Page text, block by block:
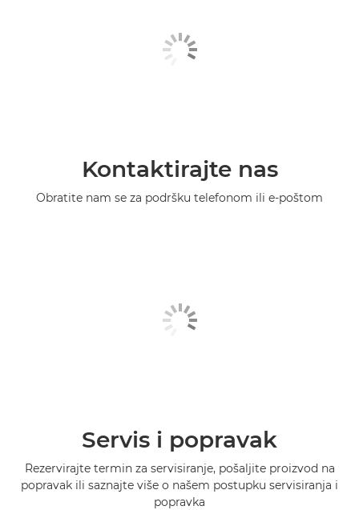
Kontaktirajte nas
Obratite nam se za podršku telefonom ili e-poštom
Servis i popravak
Rezervirajte termin za servisiranje, pošaljite proizvod na
popravak ili saznajte više o našem postupku servisiranja i
popravka